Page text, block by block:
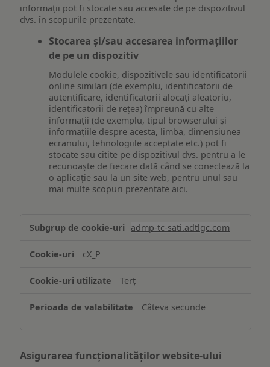
informații pot fi stocate sau accesate de pe dispozitivul
dvs. în scopurile prezentate.
Stocarea și/sau accesarea informațiilor
de pe un dispozitiv
Modulele cookie, dispozitivele sau identificatorii
online similari (de exemplu, identificatorii de
autentificare, identificatorii alocați aleatoriu,
identificatorii de rețea) împreună cu alte
informații (de exemplu, tipul browserului și
informațiile despre acesta, limba, dimensiunea
ecranului, tehnologiile acceptate etc.) pot fi
stocate sau citite pe dispozitivul dvs. pentru a le
recunoaște de fiecare dată când se conectează la
o aplicație sau la un site web, pentru unul sau
mai multe scopuri prezentate aici.
și/sau
informațiilor
pe
dispozitiv
admp-tc-sati.adtlgc.com
cX_P
Terț
Câteva secunde
Asigurarea funcționalităților website-ului